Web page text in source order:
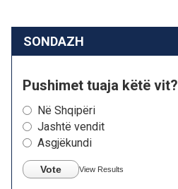
SONDAZH
Pushimet tuaja këtë vit?
Në Shqipëri
Jashtë vendit
Asgjëkundi
Vote View Results